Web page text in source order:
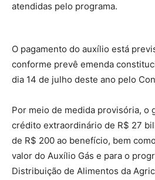
atendidas pelo programa.
O pagamento do auxílio está
conforme prevê emenda
dia 14 de julho deste ano pelo
Por meio de medida provisória, o
crédito extraordinário de R$ 27
de R$ 200 ao benefício, bem
valor do Auxílio Gás e para o
Distribuição de Alimentos da